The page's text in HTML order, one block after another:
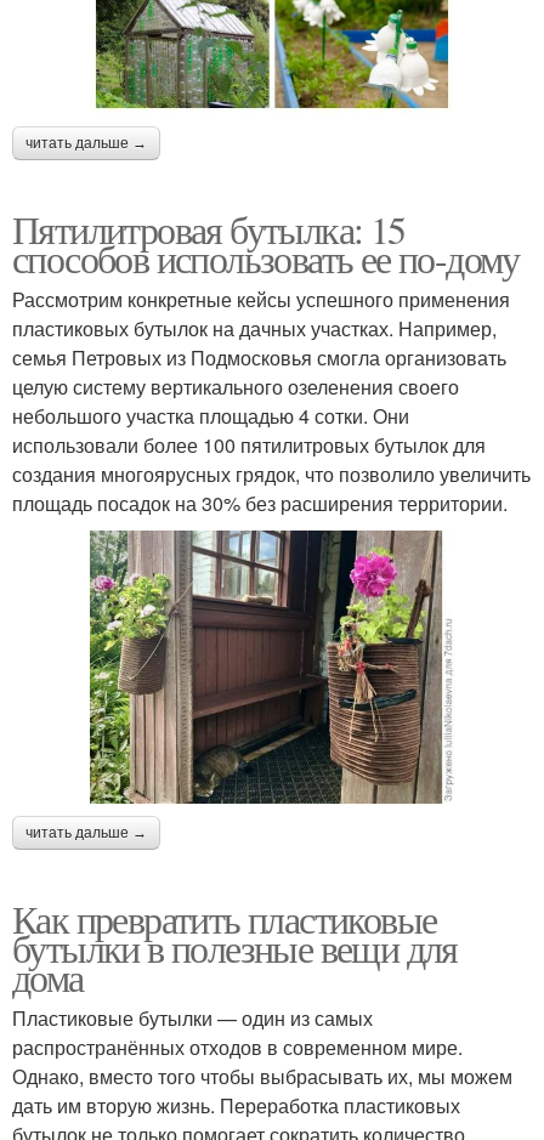
читать дальше →
Пятилитровая бутылка: 15
способов использовать ее по-дому
Рассмотрим конкретные кейсы успешного применения
пластиковых бутылок на дачных участках. Например,
семья Петровых из Подмосковья смогла организовать
целую систему вертикального озеленения своего
небольшого участка площадью 4 сотки. Они
использовали более 100 пятилитровых бутылок для
создания многоярусных грядок, что позволило увеличить
площадь посадок на 30% без расширения территории.
читать дальше →
Как превратить пластиковые
бутылки в полезные вещи для
дома
Пластиковые бутылки — один из самых
распространённых отходов в современном мире.
Однако, вместо того чтобы выбрасывать их, мы можем
дать им вторую жизнь. Переработка пластиковых
бутылок не только помогает сократить количество